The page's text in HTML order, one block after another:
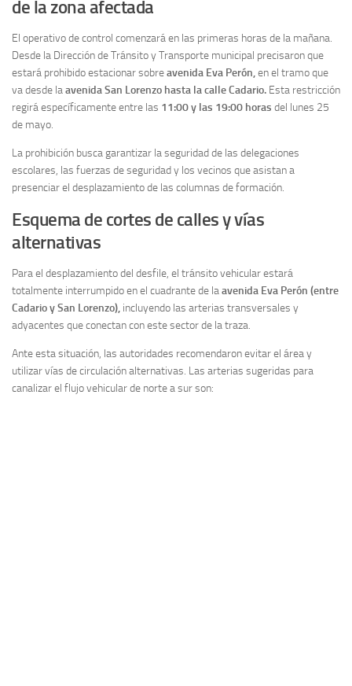
de la zona afectada
El operativo de control comenzará en las primeras horas de la mañana.
Desde la Dirección de Tránsito y Transporte municipal precisaron que
estará prohibido estacionar sobreavenida Eva Perón,en el tramo que
va desde laavenida San Lorenzo hasta la calle Cadario. Esta restricción
regirá específicamente entre las 11:00 y las 19:00 horas del lunes 25
de mayo.
La prohibición busca garantizar la seguridad de las delegaciones
escolares, las fuerzas de seguridad y los vecinos que asistan a
presenciar el desplazamiento de las columnas de formación.
Esquema de cortes de calles y vías
alternativas
Para el desplazamiento del desfile, el tránsito vehicular estará
totalmente interrumpido en el cuadrante de laavenida Eva Perón (entre
Cadario y San Lorenzo), incluyendo las arterias transversales y
adyacentes que conectan con este sector de la traza.
Ante esta situación, las autoridades recomendaron evitar el área y
utilizar vías de circulación alternativas. Las arterias sugeridas para
canalizar el flujo vehicular de norte a sur son: